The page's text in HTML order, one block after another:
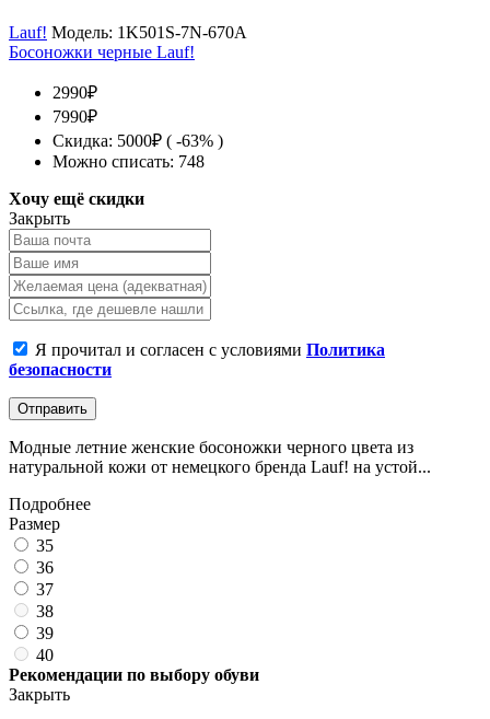
Lauf! Модель: 1K501S-7N-670A
Босоножки черные Lauf!
2990₽
7990₽
Скидка: 5000₽ ( -63% )
Можно списать: 748
Хочу ещё скидки
Закрыть
Я прочитал и согласен с условиями Политика
безопасности
Отправить
Модные летние женские босоножки черного цвета из
натуральной кожи от немецкого бренда Lauf! на устой...
Подробнее
Размер
35
36
37
38
39
40
Рекомендации по выбору обуви
Закрыть